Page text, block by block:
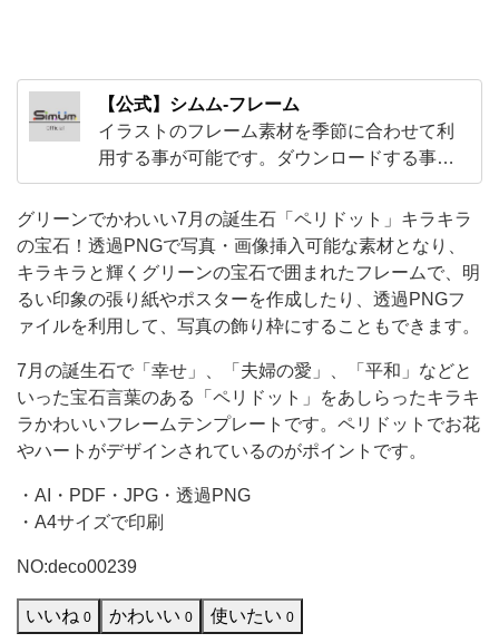
ラ
キ
と
輝
く
グ
リ
ー
ン
の
宝
石
で
囲
ま
れ
【公式】シムム-フレーム
イラストのフレーム素材を季節に合わせて利
用する事が可能です。ダウンロードする事
で、JPGや透過PNGなど編集がしやすいオシ
ャレでかわいいフレーム素材が盛り沢山！飾
り枠にも最適☆彡
グリーンでかわいい7月の誕生石「ペリドット」キラキラ
の宝石！透過PNGで写真・画像挿入可能な素材となり、
キラキラと輝くグリーンの宝石で囲まれたフレームで、明
るい印象の張り紙やポスターを作成したり、透過PNGフ
ァイルを利用して、写真の飾り枠にすることもできます。
7月の誕生石で「幸せ」、「夫婦の愛」、「平和」などと
いった宝石言葉のある「ペリドット」をあしらったキラキ
ラかわいいフレームテンプレートです。ペリドットでお花
やハートがデザインされているのがポイントです。
・AI・PDF・JPG・透過PNG
・A4サイズで印刷
NO:deco00239
いいね 0 かわいい 0 使いたい 0